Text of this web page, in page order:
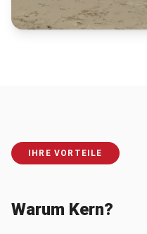
IHRE VORTEILE
Warum Kern?